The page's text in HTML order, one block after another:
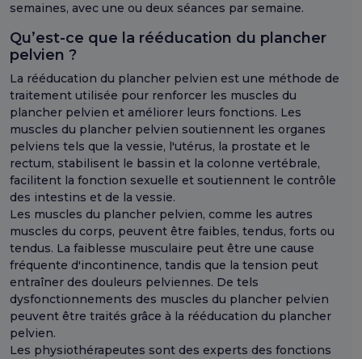
semaines, avec une ou deux séances par semaine.
Qu’est-ce que la rééducation du plancher
pelvien ?
La rééducation du plancher pelvien est une méthode de
traitement utilisée pour renforcer les muscles du
plancher pelvien et améliorer leurs fonctions. Les
muscles du plancher pelvien soutiennent les organes
pelviens tels que la vessie, l'utérus, la prostate et le
rectum, stabilisent le bassin et la colonne vertébrale,
facilitent la fonction sexuelle et soutiennent le contrôle
des intestins et de la vessie.
Les muscles du plancher pelvien, comme les autres
muscles du corps, peuvent être faibles, tendus, forts ou
tendus. La faiblesse musculaire peut être une cause
fréquente d'incontinence, tandis que la tension peut
entraîner des douleurs pelviennes. De tels
dysfonctionnements des muscles du plancher pelvien
peuvent être traités grâce à la rééducation du plancher
pelvien.
Les physiothérapeutes sont des experts des fonctions